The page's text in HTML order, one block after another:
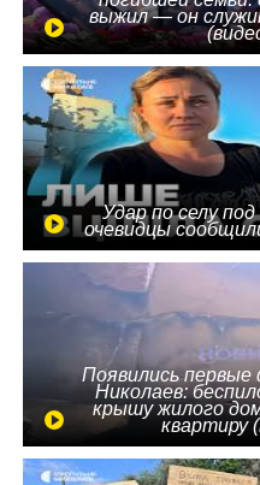
выжил — он
Удар по селу
очевидцы
Появились
Николаев:
крышу жилого
квартиру